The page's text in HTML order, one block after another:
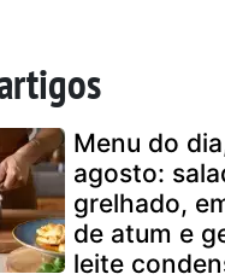
Menu do
agosto:
grelhado,
de atum e
leite